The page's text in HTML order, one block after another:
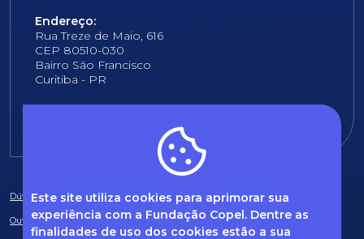
Este site utiliza cookies para aprimorar sua
experiência com a Fundação Copel. Dentre as
finalidades de uso dos cookies estão a sua
Endereço:
Rua Treze de Maio, 616
CEP 80510-030
Bairro São Francisco
Curitiba - PR
Dúvidas frequentes
Ouvidoria